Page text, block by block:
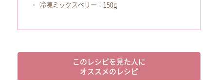
冷凍ミックスベリー：150g
このレシピを見た人に
オススメのレシピ